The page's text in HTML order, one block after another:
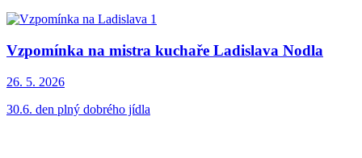
Vzpomínka na mistra kuchaře Ladislava Nodla
26. 5. 2026
30.6. den plný dobrého jídla